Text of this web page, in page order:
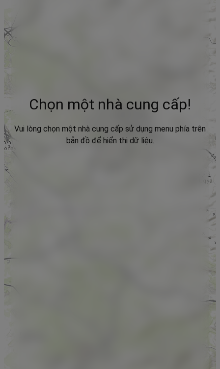
Chọn một nhà cung cấp!
Vui lòng chọn một nhà cung cấp sử dụng menu phía trên
bản đồ để hiển thị dữ liệu.